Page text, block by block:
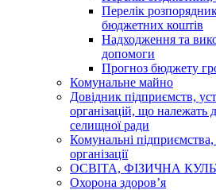
Перелік
бюджетних коштів
Надходження та
допомоги
Прогноз бюджету
Комунальне майно
Довідник підприємств,
організацій, що належать
селищної ради
Комунальні
організації
ОСВІТА, ФІЗИЧНА
Охорона здоров’я